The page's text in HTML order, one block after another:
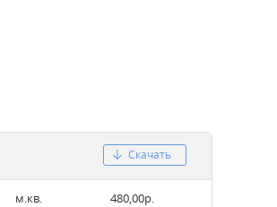
Скачать
м.кв. 480,00р.